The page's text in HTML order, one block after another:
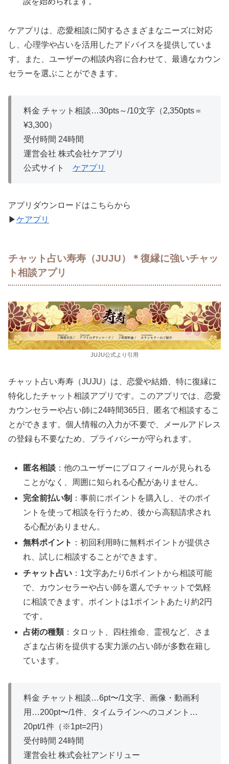
ケアプリは、恋愛相談に関するさまざまなニーズに対応
し、心理学や占いを活用したアドバイスを提供していま
す。また、ユーザーの相談内容に合わせて、最適なカウン
セラーを選ぶことができます。
料金 チャット相談…30pts～/10文字（2,350pts＝
¥3,300）
受付時間 24時間
運営会社 株式会社ケアプリ
公式サイト ケアプリ
アプリダウンロードはこちらから
▶ケアプリ
チャット占い寿寿（JUJU）＊復縁に強いチャッ
ト相談アプリ
JUJU公式より引用
チャット占い寿寿（JUJU）は、恋愛や結婚、特に復縁に
特化したチャット相談アプリです。このアプリでは、恋愛
カウンセラーや占い師に24時間365日、匿名で相談するこ
とができます。個人情報の入力が不要で、メールアドレス
の登録も不要なため、プライバシーが守られます。
匿名相談 ：他のユーザーにプロフィールが見られる
ことがなく、周囲に知られる心配がありません。
完全前払い制 ：事前にポイントを購入し、そのポイ
ントを使って相談を行うため、後から高額請求され
る心配がありません。
無料ポイント ：初回利用時に無料ポイントが提供さ
れ、試しに相談することができます。
チャット占い ：1文字あたり6ポイントから相談可能
で、カウンセラーや占い師を選んでチャットで気軽
に相談できます。ポイントは1ポイントあたり約2円
です。
占術の種類：タロット、四柱推命、霊視など、さま
ざまな占術を提供する実力派の占い師が多数在籍し
ています。
料金 チャット相談…6pt〜/1文字、画像・動画利
用…200pt〜/1件、タイムラインへのコメント…
20pt/1件（※1pt=2円）
受付時間 24時間
運営会社 株式会社アンドリュー